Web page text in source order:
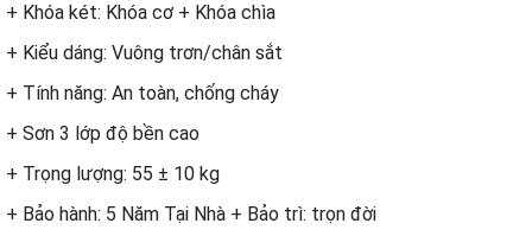
+ Khóa két: Khóa cơ + Khóa chìa
+ Kiểu dáng: Vuông trơn/chân sắt
+ Tính năng: An toàn, chống cháy
+ Sơn 3 lớp độ bền cao
+ Trọng lượng: 55 ± 10 kg
+ Bảo hành: 5 Năm Tại Nhà + Bảo trì: trọn đời